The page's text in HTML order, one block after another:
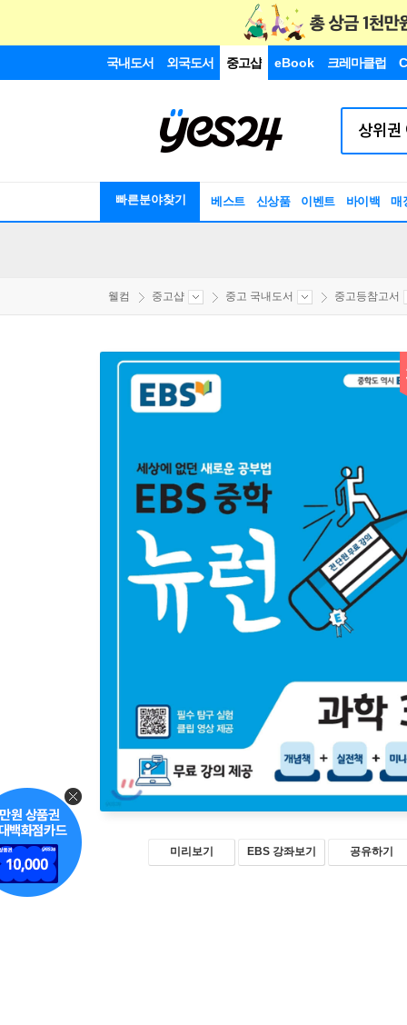
국내도서 외국도서 중고샵 eBook 크레마클럽
빠른분야찾기 베스트 신상품 이벤트 바이백 매
웰컴 중고샵 중고 국내도서 중고등참고서
미리보기 EBS 강좌보기 공유하기